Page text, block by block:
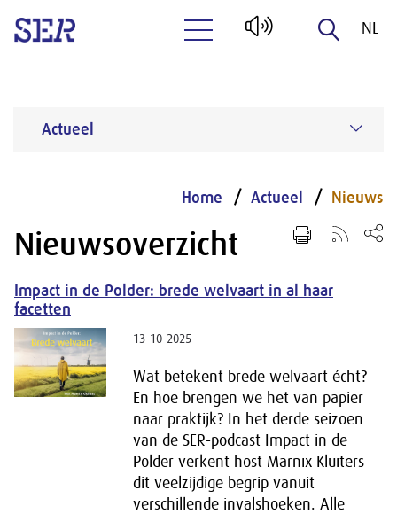
NL
Actueel
Home Actueel Nieuws
Nieuwsoverzicht
Impact in de Polder: brede welvaart in al haar
facetten
13-10-2025
Wat betekent brede welvaart écht?
En hoe brengen we het van papier
naar praktijk? In het derde seizoen
van de SER-podcast Impact in de
Polder verkent host Marnix Kluiters
dit veelzijdige begrip vanuit
verschillende invalshoeken. Alle